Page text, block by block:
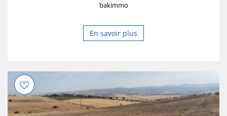
bakimmo
En savoir plus